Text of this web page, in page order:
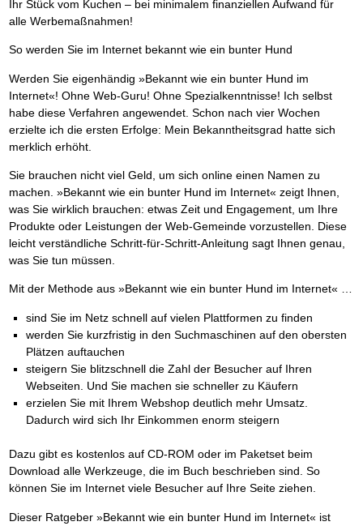
Ihr Stück vom Kuchen – bei minimalem finanziellen Aufwand für
alle Werbemaßnahmen!
So werden Sie im Internet bekannt wie ein bunter Hund
Werden Sie eigenhändig »Bekannt wie ein bunter Hund im
Internet«! Ohne Web-Guru! Ohne Spezialkenntnisse! Ich selbst
habe diese Verfahren angewendet. Schon nach vier Wochen
erzielte ich die ersten Erfolge: Mein Bekanntheitsgrad hatte sich
merklich erhöht.
Sie brauchen nicht viel Geld, um sich online einen Namen zu
machen. »Bekannt wie ein bunter Hund im Internet« zeigt Ihnen,
was Sie wirklich brauchen: etwas Zeit und Engagement, um Ihre
Produkte oder Leistungen der Web-Gemeinde vorzustellen. Diese
leicht verständliche Schritt-für-Schritt-Anleitung sagt Ihnen genau,
was Sie tun müssen.
Mit der Methode aus »Bekannt wie ein bunter Hund im Internet« …
sind Sie im Netz schnell auf vielen Plattformen zu finden
werden Sie kurzfristig in den Suchmaschinen auf den obersten
Plätzen auftauchen
steigern Sie blitzschnell die Zahl der Besucher auf Ihren
Webseiten. Und Sie machen sie schneller zu Käufern
erzielen Sie mit Ihrem Webshop deutlich mehr Umsatz.
Dadurch wird sich Ihr Einkommen enorm steigern
Dazu gibt es kostenlos auf CD-ROM oder im Paketset beim
Download alle Werkzeuge, die im Buch beschrieben sind. So
können Sie im Internet viele Besucher auf Ihre Seite ziehen.
Dieser Ratgeber »Bekannt wie ein bunter Hund im Internet« ist